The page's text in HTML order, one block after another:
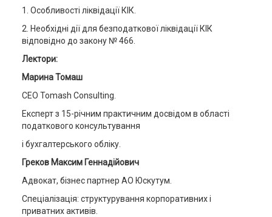
1. Особливості ліквідації КІК.
2. Необхідні дії для безподаткової ліквідації КІК
відповідно до закону № 466.
Лектори:
Марина Томаш
СЕО Tomash Consulting.
Експерт з 15-річним практичним досвідом в області
податкового консультування
і бухгалтерського обліку.
Греков Максим Геннадійович
Адвокат, бізнес партнер АО Юскутум.
Спеціалізація: структурування корпоративних і
приватних активів.